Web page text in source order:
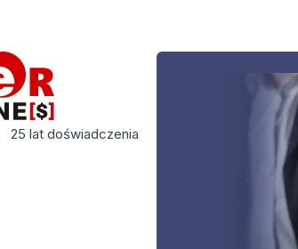
25 lat doświadczenia